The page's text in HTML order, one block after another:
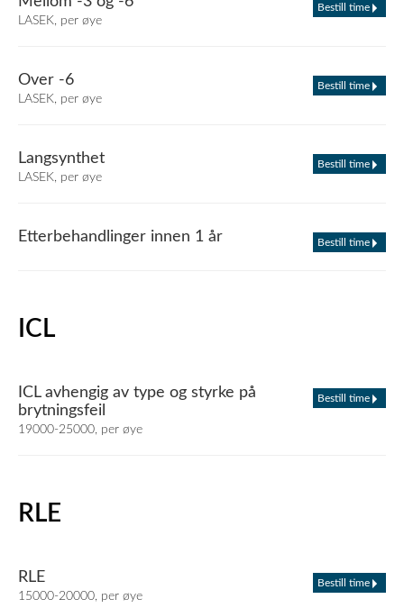
LASEK, per øye
Bestill time
Over -6
LASEK, per øye
Bestill time
Langsynthet
LASEK, per øye
Bestill time
Etterbehandlinger innen 1 år Bestill time
ICL
ICL avhengig av type og styrke på
brytningsfeil
19000-25000, per øye
Bestill time
RLE
RLE
15000-20000, per øye
Bestill time